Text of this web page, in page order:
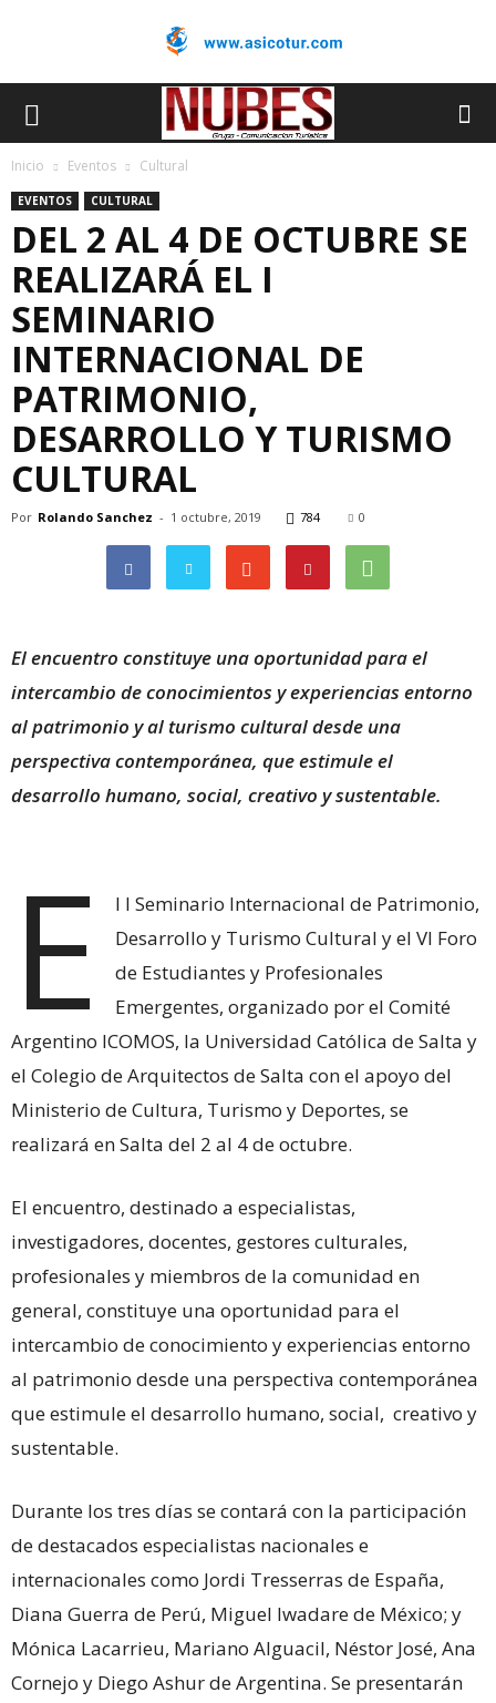
Inicio Eventos Cultural
EVENTOS CULTURAL
DEL 2 AL 4 DE OCTUBRE SE
REALIZARÁ EL I
SEMINARIO
INTERNACIONAL DE
PATRIMONIO,
DESARROLLO Y TURISMO
CULTURAL
Por Rolando Sanchez - 1 octubre, 2019 784 0
El encuentro constituye una oportunidad para el
intercambio de conocimientos y experiencias entorno
al patrimonio y al turismo cultural desde una
perspectiva contemporánea, que estimule el
desarrollo humano, social, creativo y sustentable.
E
l I Seminario Internacional de Patrimonio,
Desarrollo y Turismo Cultural y el VI Foro
de Estudiantes y Profesionales
Emergentes, organizado por el Comité
Argentino ICOMOS, la Universidad Católica de Salta y
el Colegio de Arquitectos de Salta con el apoyo del
Ministerio de Cultura, Turismo y Deportes, se
realizará en Salta del 2 al 4 de octubre.
El encuentro, destinado a especialistas,
investigadores, docentes, gestores culturales,
profesionales y miembros de la comunidad en
general, constituye una oportunidad para el
intercambio de conocimiento y experiencias entorno
al patrimonio desde una perspectiva contemporánea
que estimule el desarrollo humano, social, creativo y
sustentable.
Durante los tres días se contará con la participación
de destacados especialistas nacionales e
internacionales como Jordi Tresserras de España,
Diana Guerra de Perú, Miguel Iwadare de México; y
Mónica Lacarrieu, Mariano Alguacil, Néstor José, Ana
Cornejo y Diego Ashur de Argentina. Se presentarán